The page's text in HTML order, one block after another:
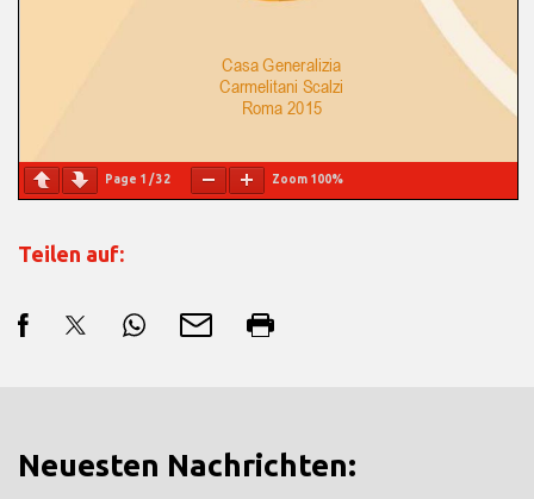
Page 1 /32 Zoom 100%
Teilen auf:
Neuesten Nachrichten: